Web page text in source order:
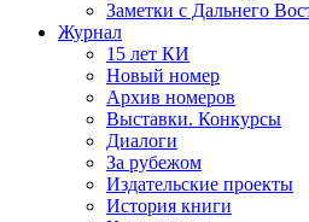
Заметки с Дальнего
Журнал
15 лет КИ
Новый номер
Архив номеров
Выставки. Конкурсы
Диалоги
За рубежом
Издательские проекты
История книги